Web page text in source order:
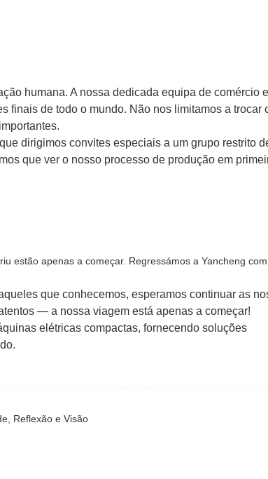
humana. A nossa dedicada equipa de comércio
finais de todo o mundo. Não nos limitamos a trocar
dirigimos convites especiais a um grupo restrito
que ver o nosso processo de produção em
estão apenas a começar. Regressámos a Yancheng
que conhecemos, esperamos continuar as
— a nossa viagem está apenas a começar!
elétricas compactas, fornecendo soluções
Reflexão e Visão